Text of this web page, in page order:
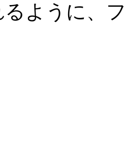
ように、